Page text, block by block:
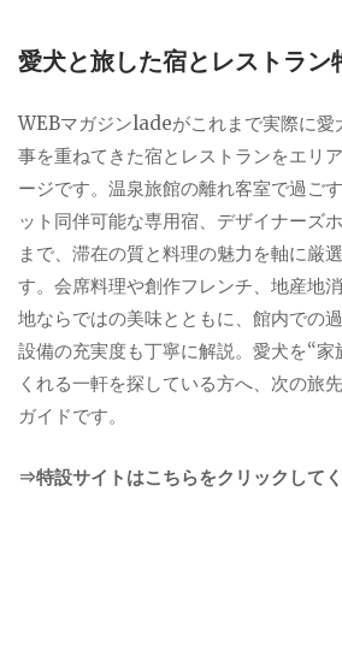
愛犬と旅した宿とレストラン
WEBマガジンladeがこれまで実際に愛
事を重ねてきた宿とレストランをエリ
ージです。温泉旅館の離れ客室で過ご
ット同伴可能な専用宿、デザイナーズ
まで、滞在の質と料理の魅力を軸に厳
す。会席料理や創作フレンチ、地産地
地ならではの美味とともに、館内での
設備の充実度も丁寧に解説。愛犬を“家
くれる一軒を探している方へ、次の旅
ガイドです。
⇒特設サイトはこちらをクリックしてく